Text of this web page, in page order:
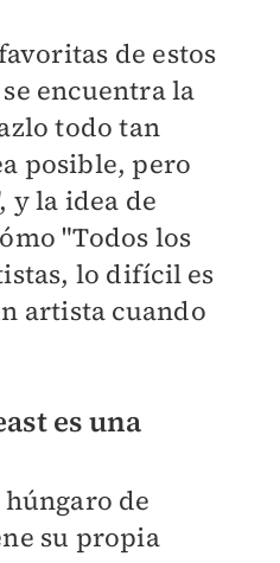
de estos
encuentra la
todo tan
posible, pero
y la idea de
"Todos los
lo difícil es
artista cuando
es una
de
su propia